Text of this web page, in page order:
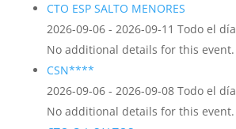
CTO ESP SALTO MENORES
2026-09-06 - 2026-09-11 Todo el día
No additional details for this event.
CSN****
2026-09-06 - 2026-09-08 Todo el día
No additional details for this event.